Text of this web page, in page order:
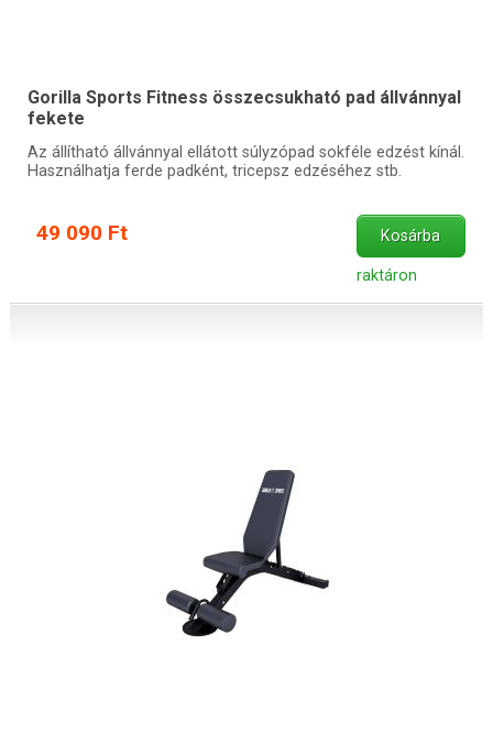
Gorilla Sports Fitness összecsukható pad állvánnyal
fekete
Az állítható állvánnyal ellátott súlyzópad sokféle edzést kínál.
Használhatja ferde padként, tricepsz edzéséhez stb.
49 090 Ft Kosárba
raktáron